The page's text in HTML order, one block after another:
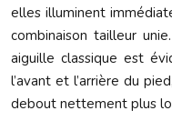
elles illuminent
combinaison tailleur
aiguille classique est
l’avant et l’arrière du
debout nettement plus